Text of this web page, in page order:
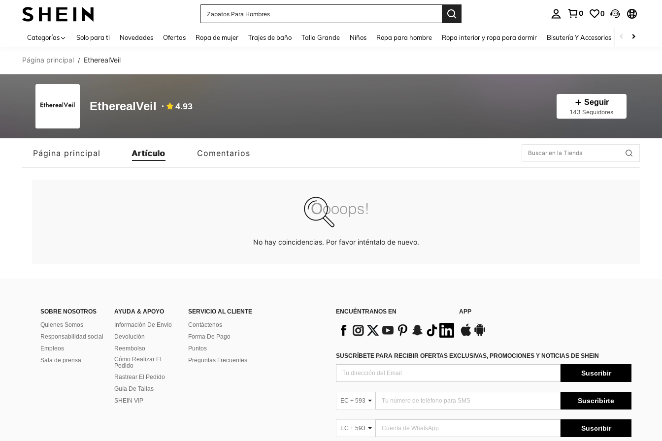
Zapatos Para Hombres
0 0
Categorías Solo para ti Novedades Ofertas Ropa de mujer Trajes de baño Talla Grande Niños Ropa para hombre Ropa interior y ropa para dormir Bisutería Y Accesorios Zapatos
Página principal / EtherealVeil
EtherealVeil 4.93 Seguir
143 Seguidores
Página principal Artículo Comentarios
No hay coincidencias. Por favor inténtalo de nuevo.
SOBRE NOSOTROS
Quienes Somos
Responsabilidad social
Empleos
Sala de prensa
AYUDA & APOYO
Información De Envío
Devolución
Reembolso
Cómo Realizar El
Pedido
Rastrear El Pedido
Guía De Tallas
SHEIN VIP
SERVICIO AL CLIENTE
Contáctenos
Forma De Pago
Puntos
Preguntas Frecuentes
ENCUÉNTRANOS EN APP
SUSCRÍBETE PARA RECIBIR OFERTAS EXCLUSIVAS, PROMOCIONES Y NOTICIAS DE SHEIN
Suscribir
EC + 593 Suscribirte
EC + 593 Suscribir